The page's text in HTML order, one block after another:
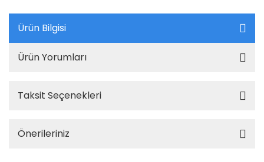
Ürün Bilgisi
Ürün Yorumları
Taksit Seçenekleri
Önerileriniz